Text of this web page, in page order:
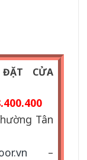
CỬA
Tân
–